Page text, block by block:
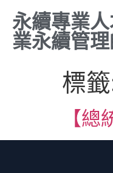
永續專業
業永續管
標
【